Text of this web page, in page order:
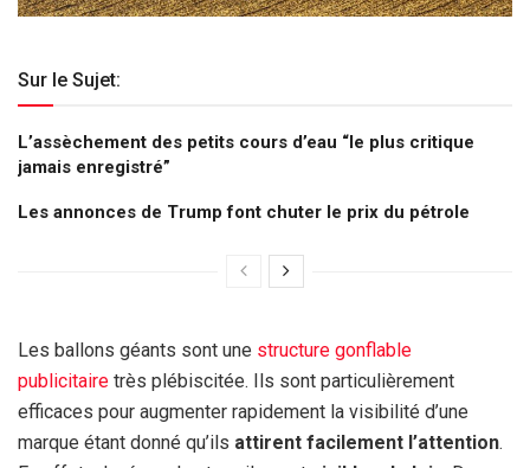
Sur le Sujet:
L’assèchement des petits cours d’eau “le plus critique
jamais enregistré”
Les annonces de Trump font chuter le prix du pétrole
Les ballons géants sont une structure gonflable
publicitaire très plébiscitée. Ils sont particulièrement
efficaces pour augmenter rapidement la visibilité d’une
marque étant donné qu’ils attirent facilement l’attention.